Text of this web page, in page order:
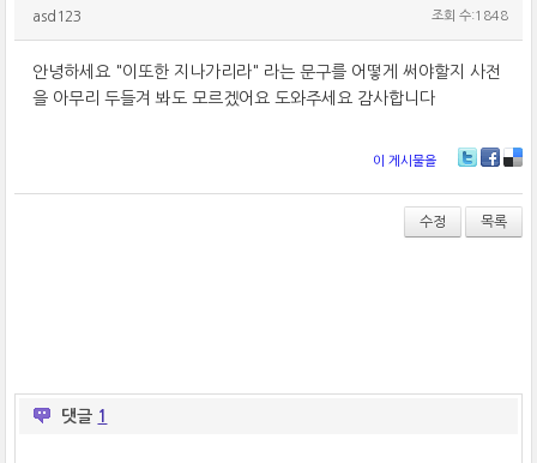
asd123 조회 수:1848
안녕하세요 "이또한 지나가리라" 라는 문구를 어떻게 써야할지 사전
을 아무리 두들겨 봐도 모르겠어요 도와주세요 감사합니다
이 게시물을
wi
er
ce
bo
ok
lici
ou
s
수정 목록
댓글 1